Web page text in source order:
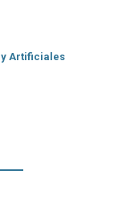
y Artificiales